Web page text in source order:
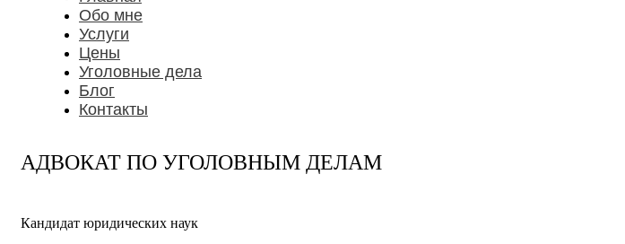
Обо мне
Услуги
Цены
Уголовные дела
Блог
Контакты
АДВОКАТ ПО УГОЛОВНЫМ ДЕЛАМ
Кандидат юридических наук